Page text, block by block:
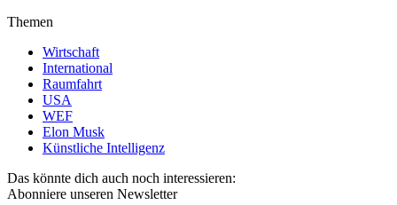
Themen
Wirtschaft
International
Raumfahrt
USA
WEF
Elon Musk
Künstliche Intelligenz
Das könnte dich auch noch interessieren:
Abonniere unseren Newsletter